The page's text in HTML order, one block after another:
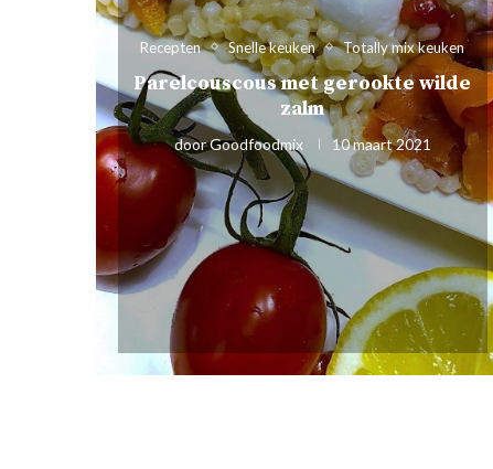
Recepten Snelle keuken Totally mix keuken
Parelcouscous met gerookte wilde
zalm
doorGoodfoodmix 10 maart 2021